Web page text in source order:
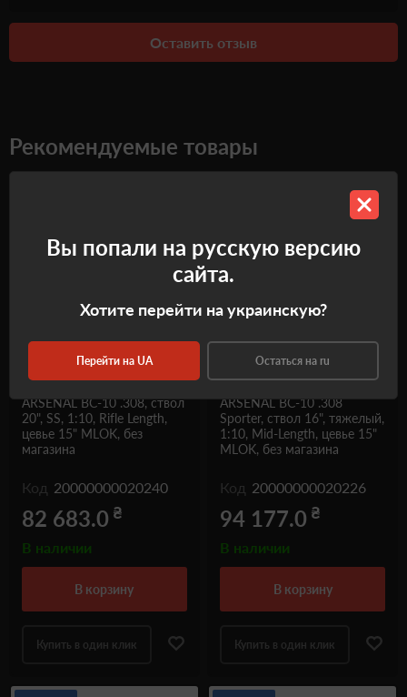
Оставить отзыв
Рекомендуемые товары
ARSENAL BC-10 .308, ствол
20", SS, 1:10, Rifle Length,
цевье 15" MLOK, без
магазина
Код 20000000020240
82 683.0 ₴
В наличии
в корзину
Купить в один клик
ARSENAL BC-10 .308
Sporter, ствол 16", тяжелый,
1:10, Mid-Length, цевье 15"
MLOK, без магазина
Код 20000000020226
94 177.0 ₴
В наличии
в корзину
Купить в один клик
Вы попали на русскую версию
сайта.
Хотите перейти на украинскую?
Перейти на UA Остаться на ru